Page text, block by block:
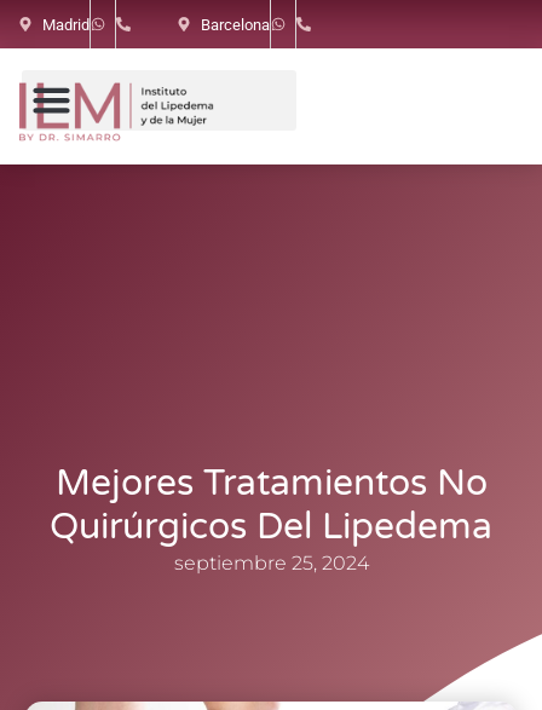
Madrid Barcelona
Mejores Tratamientos No
Quirúrgicos Del Lipedema
septiembre 25, 2024